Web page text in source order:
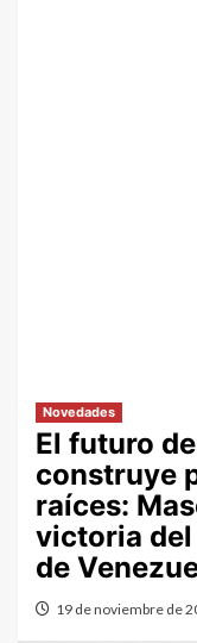
Novedades
El futuro
construye
raíces:
victoria del
de
19 de noviembre de